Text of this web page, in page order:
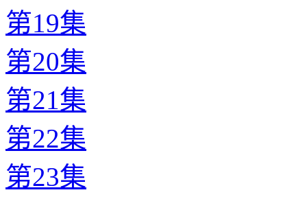
第19集
第20集
第21集
第22集
第23集